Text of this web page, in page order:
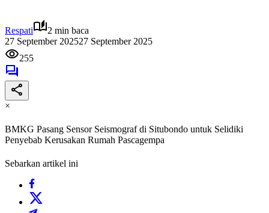
Respati
2 min baca
27 September 202527 September 2025
255
×
BMKG Pasang Sensor Seismograf di Situbondo untuk Selidiki
Penyebab Kerusakan Rumah Pascagempa
Sebarkan artikel ini